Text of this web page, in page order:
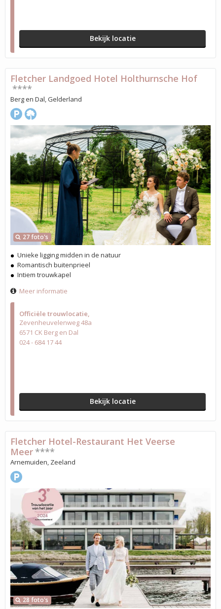
Bekijk locatie
Officiële trouwlocatie
Zevenheuvelenweg 48a
6571 CK Berg en Dal
024 - 684 17 44
Bekijk locatie
27 foto's
Fletcher Landgoed Hotel Holthurnsche Hof
****
Berg en Dal, Gelderland
Unieke ligging midden in de natuur
Romantisch buitenprieel
Intiem trouwkapel
Meer informatie
28 foto's
Fletcher Hotel-Restaurant Het Veerse
Meer ****
Arnemuiden, Zeeland